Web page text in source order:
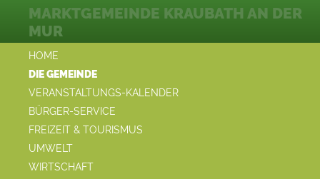
HOME
DIE GEMEINDE
VERANSTALTUNGS-KALENDER
BÜRGER-SERVICE
FREIZEIT & TOURISMUS
UMWELT
WIRTSCHAFT
MARKTGEMEINDE KRAUBATH AN DER
MUR